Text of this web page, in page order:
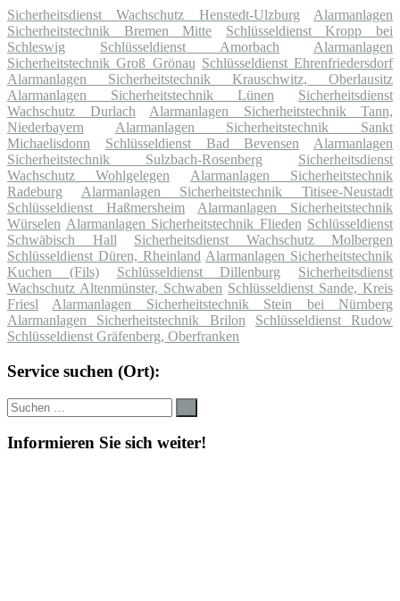
Sicherheitsdienst Wachschutz Henstedt-Ulzburg
Alarmanlagen
Sicherheitstechnik Bremen Mitte
Schlüsseldienst Kropp bei
Schleswig
Schlüsseldienst Amorbach
Alarmanlagen
Sicherheitstechnik Groß Grönau Schlüsseldienst Ehrenfriedersdorf
Alarmanlagen Sicherheitstechnik Krauschwitz, Oberlausitz
Alarmanlagen Sicherheitstechnik Lünen
Sicherheitsdienst
Wachschutz Durlach
Alarmanlagen Sicherheitstechnik Tann,
Niederbayern
Alarmanlagen Sicherheitstechnik Sankt
Michaelisdonn
Schlüsseldienst Bad Bevensen
Alarmanlagen
Sicherheitstechnik Sulzbach-Rosenberg
Sicherheitsdienst
Wachschutz Wohlgelegen
Alarmanlagen Sicherheitstechnik
Radeburg
Alarmanlagen Sicherheitstechnik Titisee-Neustadt
Schlüsseldienst Haßmersheim
Alarmanlagen Sicherheitstechnik
Würselen Alarmanlagen Sicherheitstechnik Flieden Schlüsseldienst
Schwäbisch Hall
Sicherheitsdienst Wachschutz Molbergen
Schlüsseldienst Düren, Rheinland Alarmanlagen Sicherheitstechnik
Kuchen (Fils)
Schlüsseldienst Dillenburg
Sicherheitsdienst
Wachschutz Altenmünster, Schwaben Schlüsseldienst Sande, Kreis
Friesl
Alarmanlagen Sicherheitstechnik Stein bei Nürnberg
Alarmanlagen Sicherheitstechnik Brilon
Schlüsseldienst Rudow
Schlüsseldienst Gräfenberg, Oberfranken
Service suchen (Ort):
Suche
nach:
Informieren Sie sich weiter!